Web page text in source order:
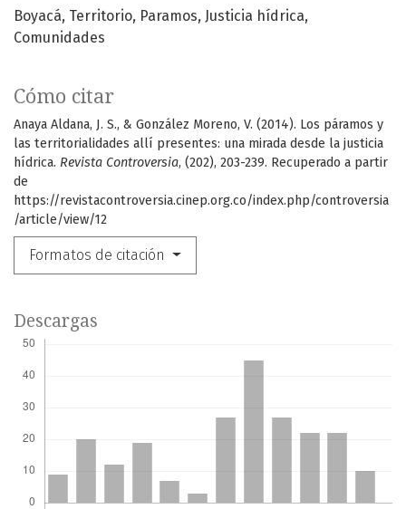
Boyacá Territorio, Paramos Justicia hídrica
Comunidades
Cómo citar
Anaya Aldana, J. S., & González Moreno, V. (2014). Los páramos y
las territorialidades allí presentes: una mirada desde la justicia
hídrica. Revista Controversia, (202), 203-239. Recuperado a partir
de
https://revistacontroversia.cinep.org.co/index.php/controversia
/article/view/12
Formatos de citación
Descargas